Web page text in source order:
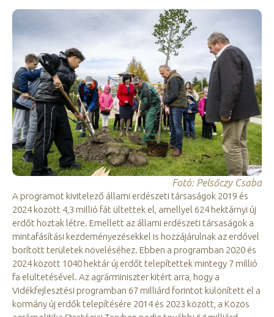
Fotó: Pelsőczy Csaba
A programot kivitelező állami erdészeti társaságok 2019 és
2024 között 4,3 millió fát ültettek el, amellyel 624 hektárnyi új
erdőt hoztak létre. Emellett az állami erdészeti társaságok a
mintafásítási kezdeményezésekkel is hozzájárulnak az erdővel
borított területek növeléséhez. Ebben a programban 2020 és
2024 között 1040 hektár új erdőt telepítettek mintegy 7 millió
fa elültetésével. Az agrárminiszter kitért arra, hogy a
Vidékfejlesztési programban 67 milliárd forintot különített el a
kormány új erdők telepítésére 2014 és 2023 között, a Közös